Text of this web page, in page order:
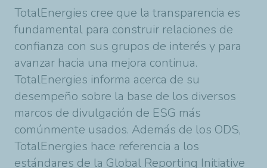
TotalEnergies cree que la transparencia es
fundamental para construir relaciones de
confianza con sus grupos de interés y para
avanzar hacia una mejora continua.
TotalEnergies informa acerca de su
desempeño sobre la base de los diversos
marcos de divulgación de ESG más
comúnmente usados. Además de los ODS,
TotalEnergies hace referencia a los
estándares de la Global Reporting Initiative